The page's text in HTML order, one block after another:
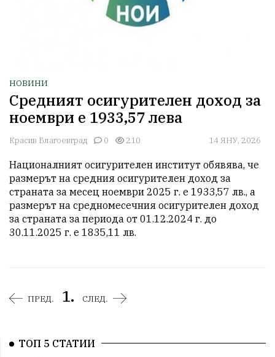
НОВИНИ
Средният осигурителен доход за
ноември е 1933,57 лева
Красив Благоевград 0 210 14 ЯНУ, 2026
Националният осигурителен институт обявява, че
размерът на средния осигурителен доход за
страната за месец ноември 2025 г. е 1933,57 лв., а
размерът на средномесечния осигурителен доход
за страната за периода от 01.12.2024 г. до
30.11.2025 г. е 1835,11 лв.
ПРЕД. 1. СЛЕД.
ТОП 5 СТАТИИ